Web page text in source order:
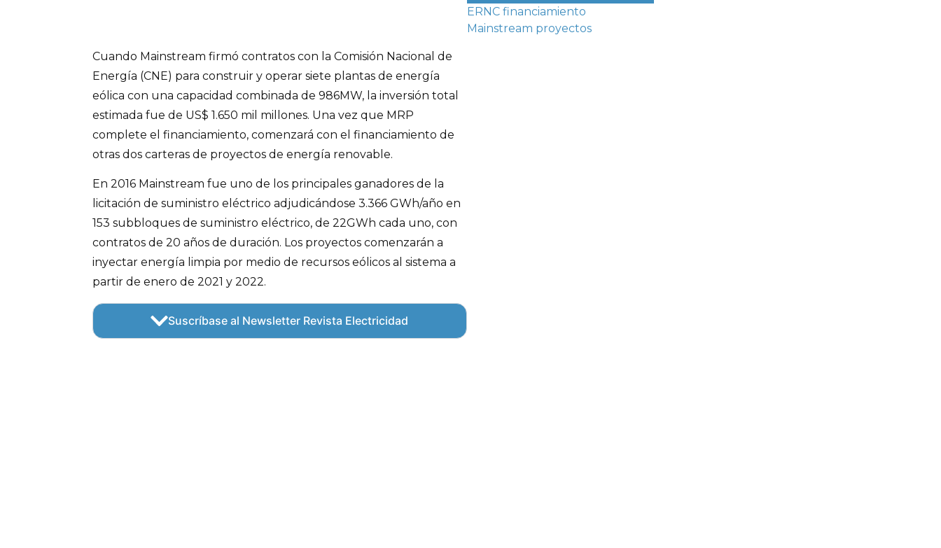
Cuando Mainstream firmó contratos con la Comisión Nacional de
Energía (CNE) para construir y operar siete plantas de energía
eólica con una capacidad combinada de 986MW, la inversión total
estimada fue de US$ 1.650 mil millones. Una vez que MRP
complete el financiamiento, comenzará con el financiamiento de
otras dos carteras de proyectos de energía renovable.
En 2016 Mainstream fue uno de los principales ganadores de la
licitación de suministro eléctrico adjudicándose 3.366 GWh/año en
153 subbloques de suministro eléctrico, de 22GWh cada uno, con
contratos de 20 años de duración. Los proyectos comenzarán a
inyectar energía limpia por medio de recursos eólicos al sistema a
partir de enero de 2021 y 2022.
Suscríbase al Newsletter Revista Electricidad
ERNC financiamiento
Mainstream proyectos